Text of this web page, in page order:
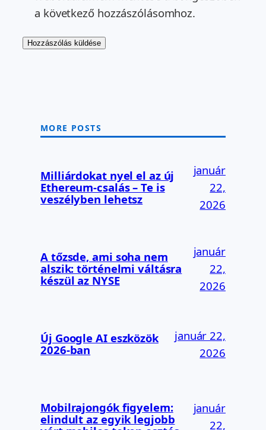
a következő hozzászólásomhoz.
MORE POSTS
Milliárdokat nyel el az új
Ethereum-csalás – Te is
veszélyben lehetsz
január
22,
2026
A tőzsde, ami soha nem
alszik: történelmi váltásra
készül az NYSE
január
22,
2026
Új Google AI eszközök
2026-ban
január 22,
2026
Mobilrajongók figyelem:
elindult az egyik legjobb
január
22,